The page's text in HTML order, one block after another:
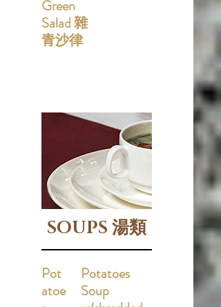
Green
Salad 雜
青沙律
SOUPS 湯類
Pot
atoe
Potatoes
Soup